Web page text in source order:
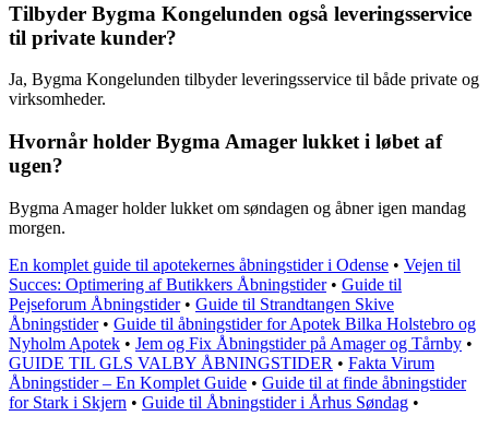
Tilbyder Bygma Kongelunden også leveringsservice
til private kunder?
Ja, Bygma Kongelunden tilbyder leveringsservice til både private og
virksomheder.
Hvornår holder Bygma Amager lukket i løbet af
ugen?
Bygma Amager holder lukket om søndagen og åbner igen mandag
morgen.
En komplet guide til apotekernes åbningstider i Odense • Vejen til
Succes: Optimering af Butikkers Åbningstider• Guide til
Pejseforum Åbningstider• Guide til Strandtangen Skive
Åbningstider• Guide til åbningstider for Apotek Bilka Holstebro og
Nyholm Apotek • Jem og Fix Åbningstider på Amager og Tårnby •
GUIDE TIL GLS VALBY ÅBNINGSTIDER • Fakta Virum
Åbningstider – En Komplet Guide • Guide til at finde åbningstider
for Stark i Skjern • Guide til Åbningstider i Århus Søndag •